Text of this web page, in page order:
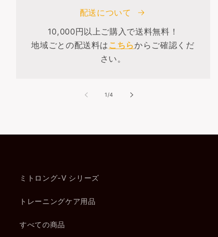
配送について
10,000円以上ご購入で送料無料！
地域ごとの配送料は こちら からご確認くだ
さい。
1/の
4
ミトロング-V シリーズ
トレーニングケア用品
すべての商品